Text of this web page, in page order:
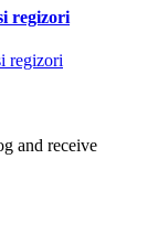
regizori
and receive